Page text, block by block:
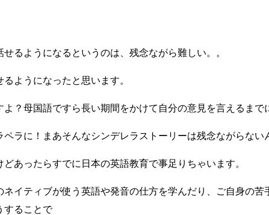
るようになるというのは、残念ながら難しい。。
ようになったと思います。
？母国語ですら長い期間をかけて自分の意見を言えるまで
ラに！まあそんなシンデレラストーリーは残念ながらない
あったらすでに日本の英語教育で事足りちゃいます。
イティブが使う英語や発音の仕方を学んだり、ご自身の苦
することで